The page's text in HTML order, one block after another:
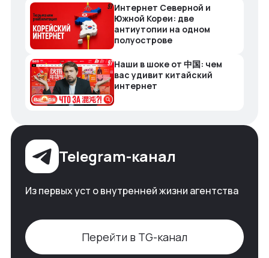
Интернет Северной и
Южной Кореи: две
антиутопии на одном
полуострове
Наши в шоке от 中国: чем
вас удивит китайский
интернет
Telegram-канал
Из первых уст о внутренней жизни агентства
Перейти в TG-канал